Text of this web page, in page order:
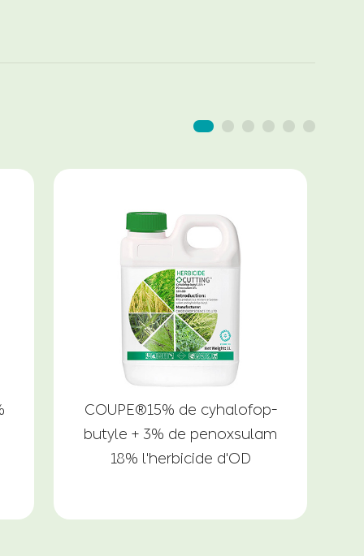
COUPE®15% de cyhalofop-
butyle + 3% de penoxsulam
18% l'herbicide d'OD